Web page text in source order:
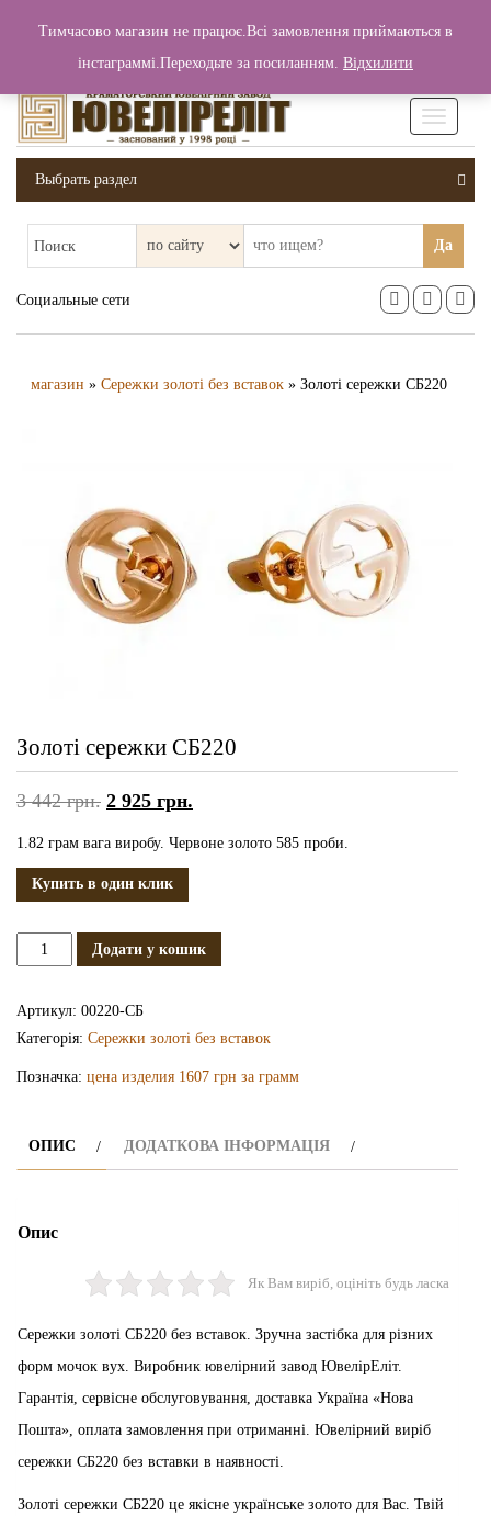
Вход / Регистрация 0 грн.
Выбрать раздел
Поиск Да
Социальные сети
магазин » Сережки золоті без вставок » Золоті сережки СБ220
Золоті сережки СБ220
3 442грн. 2 925 грн.
1.82 грам вага виробу. Червоне золото 585 проби.
Купить в один клик
Золоті
Додати у кошик
Артикул: 00220-СБ
Категорія: Сережки золоті без вставок
Позначка: цена изделия 1607 грн за грамм
ОПИС ДОДАТКОВА ІНФОРМАЦІЯ
Опис
Як Вам виріб, оцініть будь ласка
Сережки золоті СБ220 без вставок. Зручна застібка для різних
форм мочок вух. Виробник ювелірний завод ЮвелірЕліт.
Гарантія, сервісне обслуговування, доставка Україна «Нова
Пошта», оплата замовлення при отриманні. Ювелірний виріб
сережки СБ220 без вставки в наявності.
Золоті сережки СБ220 це якісне українське золото для Вас. Твій
Тимчасово магазин не працює.Всі замовлення приймаються в
інстаграммі.Переходьте за посиланням. Відхилити